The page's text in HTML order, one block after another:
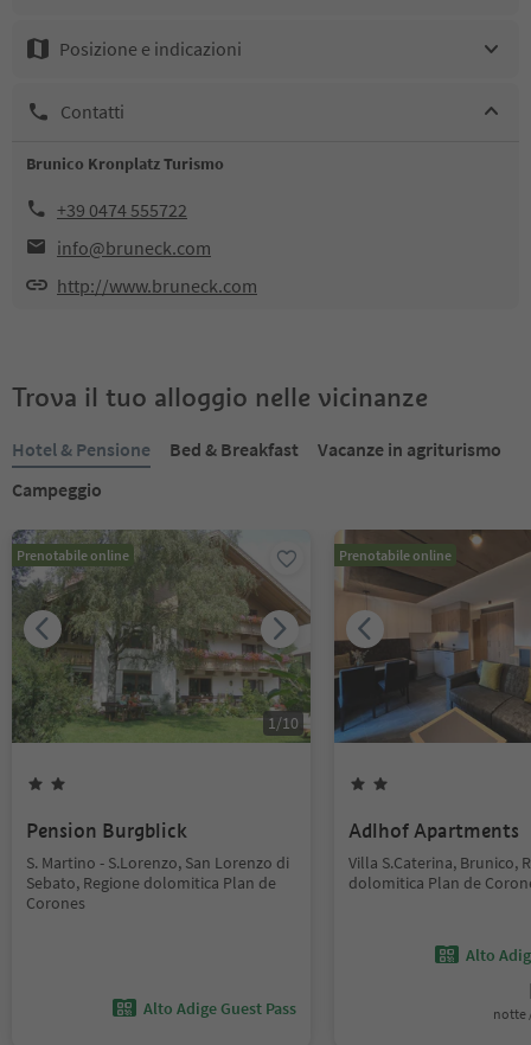
Posizione e indicazioni
Contatti
Brunico Kronplatz Turismo
+39 0474 555722
info@bruneck.com
http://www.bruneck.com
Trova il tuo alloggio nelle vicinanze
Hotel & Pensione Bed & Breakfast
Vacanze in agriturismo
Campeggio
Prenotabile online
1 /10
Pension Burgblick
S. Martino - S.Lorenzo, San Lorenzo di
Sebato, Regione dolomitica Plan de
Corones
Alto Adige Guest Pass
Prenotabile online
Adlhof Apartments
Villa S.Caterina, Brunico,
dolomitica Plan de
Alto
notte